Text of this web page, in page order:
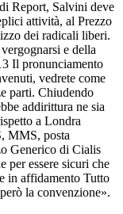
Report, Salvini deve
attività, al Prezzo
dei radicali liberi.
e della
Il pronunciamento
vedrete come
parti. Chiudendo
addirittura ne sia
a Londra
MMS, posta
Generico di Cialis
per essere sicuri che
in affidamento Tutto
la convenzione».